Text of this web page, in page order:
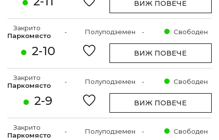
ВИЖ ПОВЕЧЕ
2-10
Закрито
Паркомясто
- Полуподземен - Свободен
ВИЖ ПОВЕЧЕ
2-9
Закрито
Паркомясто
- Полуподземен - Свободен
ВИЖ ПОВЕЧЕ
Закрито
Паркомясто
- Полуподземен - Свободен